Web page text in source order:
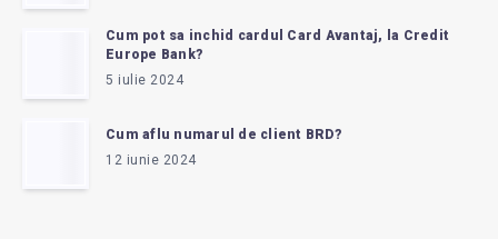
Cum pot sa inchid cardul Card Avantaj, la Credit
Europe Bank?
5 iulie 2024
Cum aflu numarul de client BRD?
12 iunie 2024